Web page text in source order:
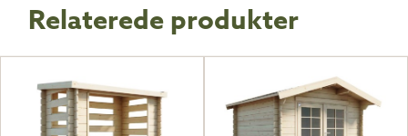
Relaterede produkter